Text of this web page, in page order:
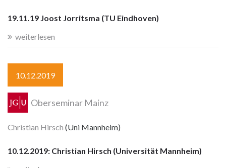
19.11.19 Joost Jorritsma (TU Eindhoven)
weiterlesen
10.12.2019
Oberseminar Mainz
Christian Hirsch (Uni Mannheim)
10.12.2019: Christian Hirsch (Universität Mannheim)